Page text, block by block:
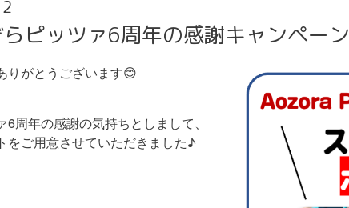
ピッツァ6周年の感謝キャンペーン
りがとうございます😊
周年の感謝の気持ちとしまして、
をご用意させていただきました♪